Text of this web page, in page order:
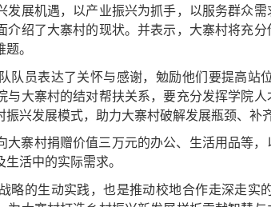
发展机遇，以产业振兴为抓手，以服务群众
介绍了大寨村的现状。并表示，大寨村将充
。
队员表达了关怀与感谢，勉励他们要提高
与大寨村的结对帮扶关系，要充分发挥学院
兴发展模式，助力大寨村破解发展瓶颈、补
大寨村捐赠价值三万元的办公、生活用品等，
生活中的实际需求。
略的生动实践，也是推动校地合作走深走实